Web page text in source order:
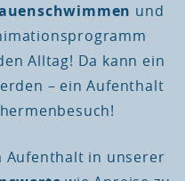
und
Alltag! Da kann ein
– ein Aufenthalt
Aufenthalt in unserer